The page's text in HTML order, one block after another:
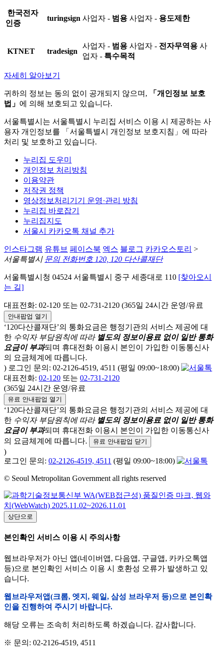
한국전자
인증
turingsign 사업자 - 범용 사업자 - 용도제한
KTNET tradesign
사업자 - 범용 사업자 - 전자무역용 사
업자 - 특수목적
자세히 알아보기
귀하의 정보는 동의 없이 공개되지 않으며,
「개인정보 보호
법」 에 의해 보호되고 있습니다.
서울특별시는 서울특별시 누리집 서비스 이용 시 제공하는 사
용자 개인정보를 「서울특별시 개인정보 보호지침」에 따라
처리 및 보호하고 있습니다.
누리집 도우미
개인정보 처리방침
이용약관
저작권 정책
영상정보처리기기 운영·관리 방침
누리집 바로잡기
누리집지도
서울시 카카오톡 채널 추가
인스타그램 유튜브 페이스북 엑스 블로그 카카오스토리 >
서울특별시 문의 전화번호 120, 120 다산콜재단
서울특별시청 04524 서울특별시 중구 세종대로 110 [찾아오시
는 길]
대표전화: 02-120 또는 02-731-2120 (365일 24시간 운영/유료
안내팝업 열기
‘120다산콜재단’의 통화요금은 행정기관의 서비스 제공에 대
한 수익자 부담원칙에 따라 별도의 정보이용료 없이 일반 통화
요금이 부과되며 휴대전화 이용시 본인이 가입한 이동통신사
의 요금체계에 따릅니다.
) 로그인 문의: 02-2126-4519, 4511 (평일 09:00~18:00)
대표전화: 02-120 또는 02-731-2120
(365일 24시간 운영/유료
유료 안내팝업 열기
‘120다산콜재단’의 통화요금은 행정기관의 서비스 제공에 대
한 수익자 부담원칙에 따라 별도의 정보이용료 없이 일반 통화
요금이 부과되며 휴대전화 이용시 본인이 가입한 이동통신사
의 요금체계에 따릅니다.
유료 안내팝업 닫기
)
로그인 문의: 02-2126-4519, 4511 (평일 09:00~18:00)
© Seoul Metropolitan Government all rights reserved
상단으로
본인확인 서비스 이용 시 주의사항
웹브라우저가 아닌 앱(네이버앱, 다음앱, 구글앱, 카카오톡앱
등)으로 본인확인 서비스 이용 시 호환성 오류가 발생하고 있
습니다.
웹브라우저앱(크롬, 엣지, 웨일, 삼성 브라우저 등)으로 본인확
인을 진행하여 주시기 바랍니다.
해당 오류는 조속히 처리하도록 하겠습니다. 감사합니다.
※ 문의: 02-2126-4519, 4511